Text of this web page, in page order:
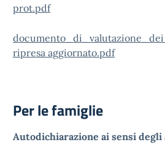
prot.pdf
ripresa aggiornato.pdf
Per le famiglie
Autodichiarazione ai sensi degli